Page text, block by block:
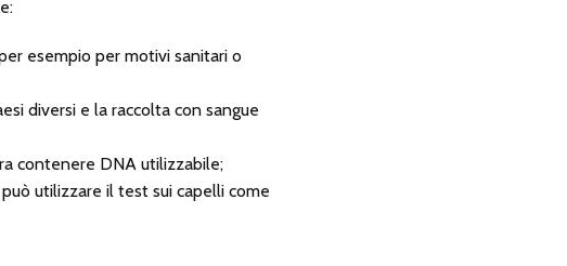
esempio per motivi sanitari o
diversi e la raccolta con sangue
contenere DNA utilizzabile;
utilizzare il test sui capelli come